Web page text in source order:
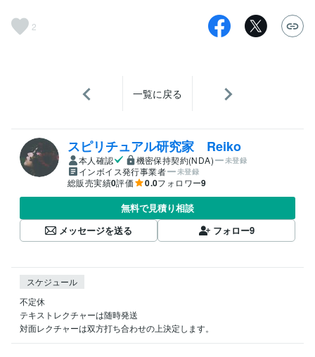
2
一覧に戻る
スピリチュアル研究家 Reiko
本人確認 機密保持契約(NDA) 未登録
インボイス発行事業者 未登録
総販売実績0評価 0.0フォロワー9
無料で見積り相談
メッセージを送る
フォロー9
スケジュール
不定休
テキストレクチャーは随時発送
対面レクチャーは双方打ち合わせの上決定します。